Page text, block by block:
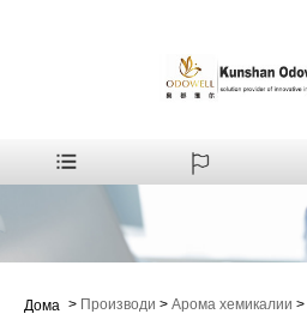
Дома > Производи > Арома хемикалии >